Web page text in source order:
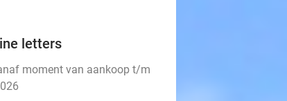
letters
moment van aankoop t/m